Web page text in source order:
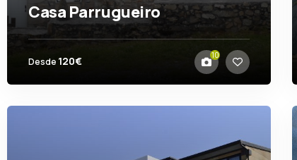
Casa Parrugueiro
El Virrey
Desde 120€ 10